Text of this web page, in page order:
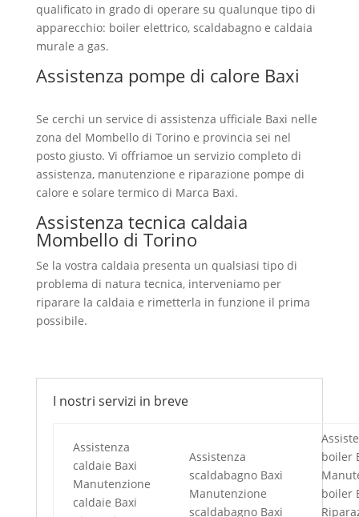
qualificato in grado di operare su qualunque tipo di
apparecchio: boiler elettrico, scaldabagno e caldaia
murale a gas.
Assistenza pompe di calore Baxi
Mombello di Torino
Se cerchi un service di assistenza ufficiale Baxi nelle
zona del Mombello di Torino e provincia sei nel
posto giusto. Vi offriamoe un servizio completo di
assistenza, manutenzione e riparazione pompe di
calore e solare termico di Marca Baxi.
Assistenza tecnica caldaia
Mombello di Torino
Se la vostra caldaia presenta un qualsiasi tipo di
problema di natura tecnica, interveniamo per
riparare la caldaia e rimetterla in funzione il prima
possibile.
I nostri servizi in breve
Assistenza
caldaie Baxi
Manutenzione
caldaie Baxi
Assistenza
scaldabagno Baxi
Manutenzione
scaldabagno Baxi
boiler
boiler